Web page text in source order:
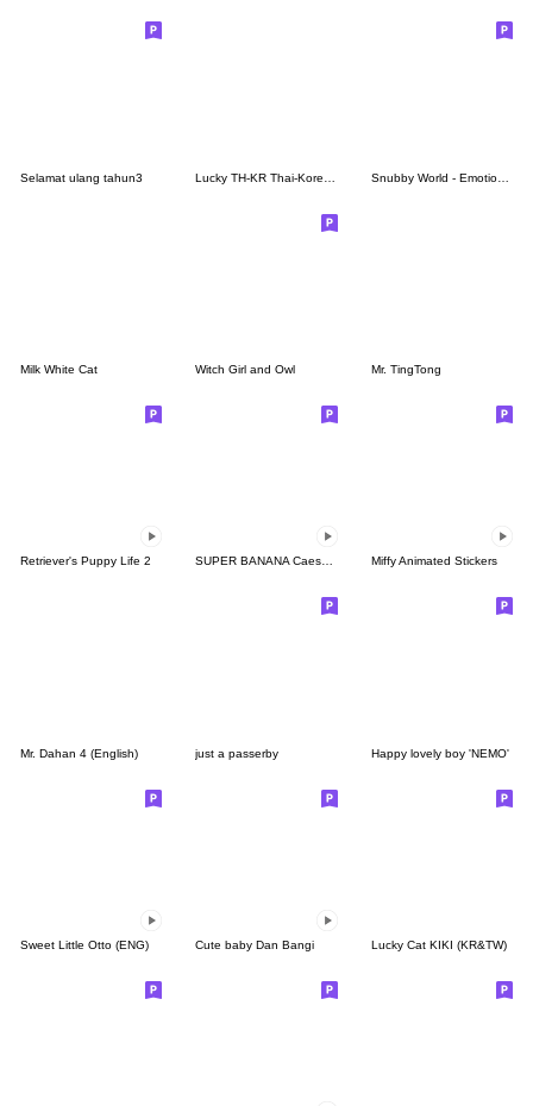
Selamat ulang tahun3 Snubby World - Emotion Story 2
Milk White Cat Witch Girl and Owl Mr. TingTong
Retriever's Puppy Life 2 SUPER BANANA Caesar & Robin (Type H) Miffy Animated Stickers
Mr. Dahan 4 (English) just a passerby Happy lovely boy 'NEMO'
Sweet Little Otto (ENG) Cute baby Dan Bangi Lucky Cat KIKI (KR&TW)